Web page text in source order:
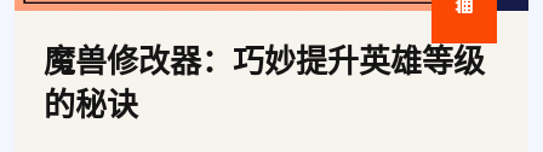
魔兽修改器：巧妙提升英雄等级
的秘诀